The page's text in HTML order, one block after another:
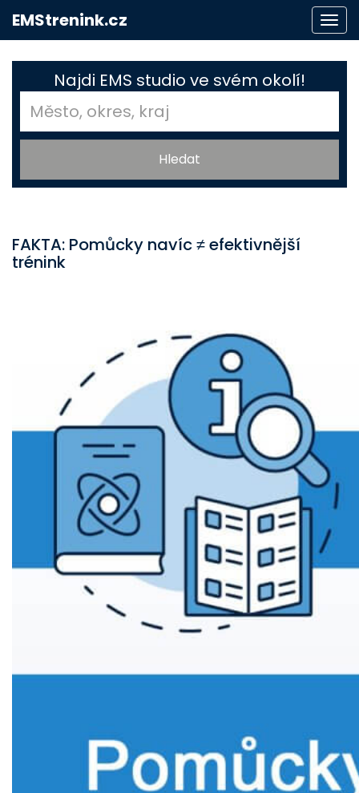
EMStrenink.cz
Najdi EMS studio ve svém okolí!
FAKTA: Pomůcky navíc ≠ efektivnější
trénink